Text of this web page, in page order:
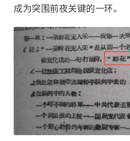
成为突围前夜关键的一环。